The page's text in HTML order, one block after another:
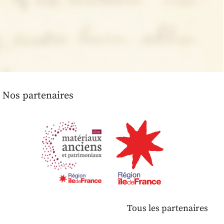
Nos partenaires
Tous les partenaires